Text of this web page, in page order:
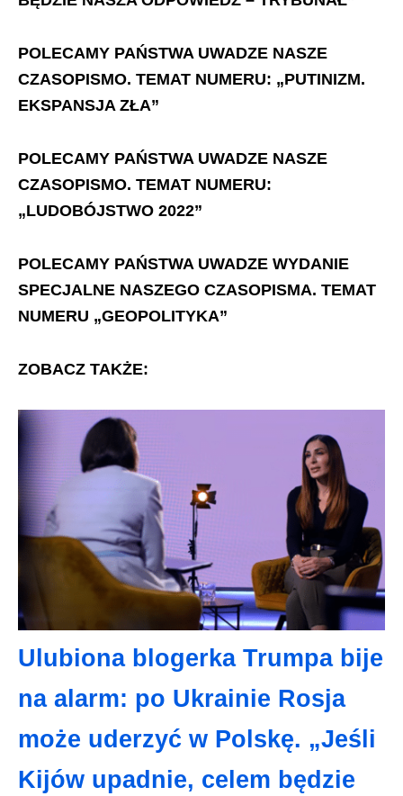
POLECAMY PAŃSTWA UWADZE NASZE
CZASOPISMO. TEMAT NUMERU: „PUTINIZM.
EKSPANSJA ZŁA”
POLECAMY PAŃSTWA UWADZE NASZE
CZASOPISMO. TEMAT NUMERU:
„LUDOBÓJSTWO 2022”
POLECAMY PAŃSTWA UWADZE WYDANIE
SPECJALNE NASZEGO CZASOPISMA. TEMAT
NUMERU „GEOPOLITYKA”
ZOBACZ TAKŻE:
Ulubiona blogerka Trumpa bije
na alarm: po Ukrainie Rosja
może uderzyć w Polskę. „Jeśli
Kijów upadnie, celem będzie